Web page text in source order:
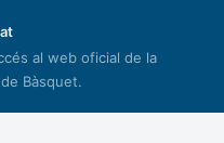
al web oficial de la
Bàsquet.